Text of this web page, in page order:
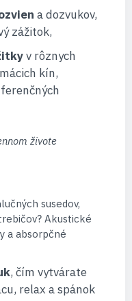
a dozvukov,
zážitok,
v rôznych
kín,
živote
susedov,
Akustické
a absorpčné
, čím vytvárate
relax a spánok